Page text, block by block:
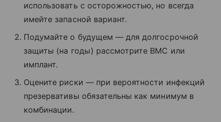
использовать с осторожностью, но всегда
имейте запасной вариант.
Подумайте о будущем — для долгосрочной
защиты (на годы) рассмотрите ВМС или
имплант.
Оцените риски — при вероятности инфекций
презервативы обязательны как минимум в
комбинации.